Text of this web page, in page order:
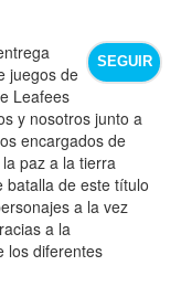
SEGUIR
juegos de
Leafees
y nosotros junto a
encargados de
paz a la tierra
batalla de este título
a la vez
a la
los diferentes